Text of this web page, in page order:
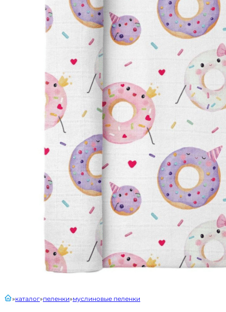
главнаякаталог пеленки муслиновые пеленки